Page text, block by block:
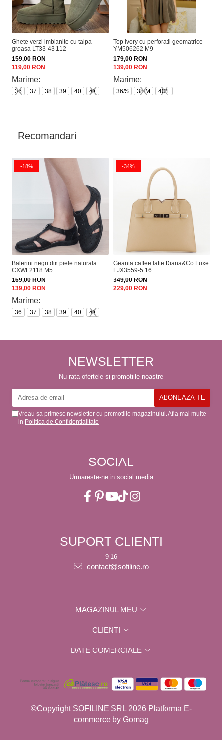
Ghete verzi imblanite cu talpa
groasa LT33-43 112
159,00 RON
119,00 RON
Marime:
36 37 38 39 40 41
Top ivory cu perforatii geomatrice
YM506262 M9
179,00 RON
139,00 RON
Marime:
36/S 38/M 40/L
Recomandari
-18%
Balerini negri din piele naturala
CXWL2118 M5
169,00 RON
139,00 RON
Marime:
36 37 38 39 40 41
-34%
Geanta caffee latte Diana&Co Luxe
LJX3559-5 16
349,00 RON
229,00 RON
NEWSLETTER
Nu rata ofertele si promotiile noastre
Vreau sa primesc newsletter cu promotiile magazinului. Afla mai multe
in Politica de Confidentialitate
SOCIAL
Urmareste-ne in social media
SUPORT CLIENTI
9-16
contact@sofiline.ro
MAGAZINUL MEU
CLIENTI
DATE COMERCIALE
©Copyright SOFILINE SRL 2026 Platforma E-
commerce byGomag